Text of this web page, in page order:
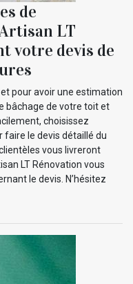
de
LT
votre devis de
pour avoir une estimation
bâchage de votre toit et
choisissez
faire le devis détaillé du
vous livreront
LT Rénovation vous
le devis. N’hésitez